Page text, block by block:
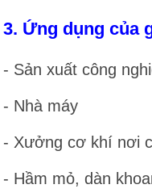
3. Ứng dụng của
- Sản xuất công
- Nhà máy
- Xưởng cơ khí nơi
- Hầm mỏ, dàn